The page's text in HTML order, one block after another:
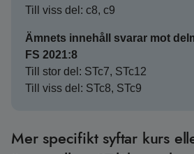
Till viss del: c8, c9
Ämnets innehåll svarar mot
FS 2021:8
Till stor del: STc7, STc12
Till viss del: STc8, STc9
Mer specifikt syftar kurs